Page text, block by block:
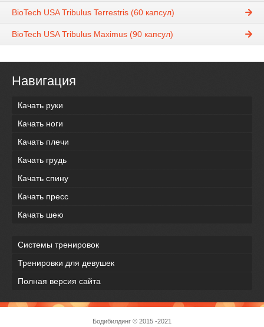
BioTech USA Tribulus Terrestris (60 капсул)
BioTech USA Tribulus Maximus (90 капсул)
Навигация
Качать руки
Качать ноги
Качать плечи
Качать грудь
Качать спину
Качать пресс
Качать шею
Системы тренировок
Тренировки для девушек
Полная версия сайта
Бодибилдинг © 2015 -2021